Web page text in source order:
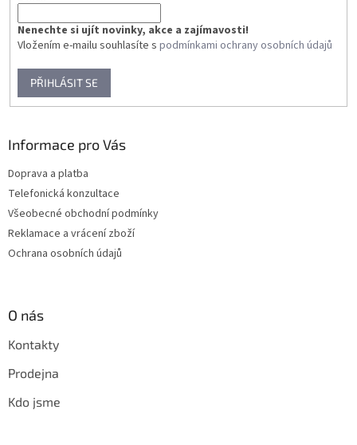
Nenechte si ujít novinky, akce a zajímavosti!
Vložením e-mailu souhlasíte s podmínkami ochrany osobních údajů
PŘIHLÁSIT SE
Informace pro Vás
Doprava a platba
Telefonická konzultace
Všeobecné obchodní podmínky
Reklamace a vrácení zboží
Ochrana osobních údajů
O nás
Kontakty
Prodejna
Kdo jsme